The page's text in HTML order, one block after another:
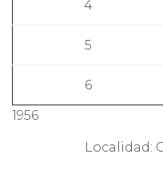
4
5
6
1956
Localidad: